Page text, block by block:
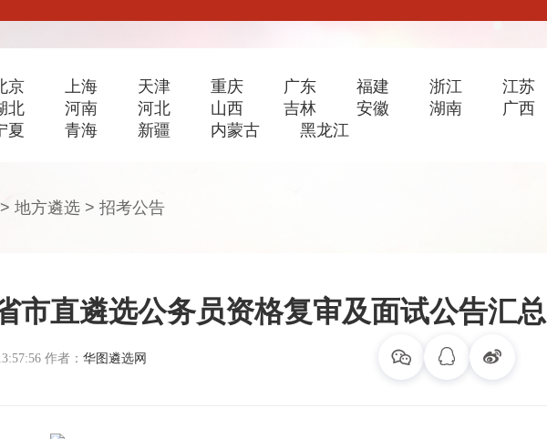
京 上海 天津 重庆 广东 福建 浙江 江苏
北
河南 河北 山西 吉林 安徽 湖南 广西
夏
青海 新疆 内蒙古 黑龙江
> 地方遴选 > 招考公告
市直遴选公务员资格复审及面试公告汇总
作者： 华图遴选网